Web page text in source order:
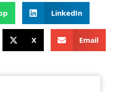
LinkedIn
X Email